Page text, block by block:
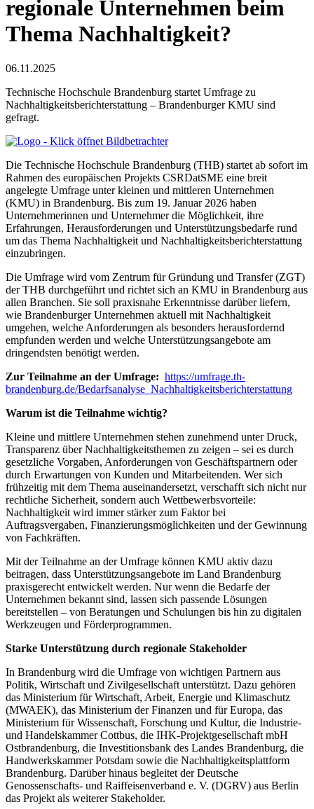
regionale Unternehmen beim
Thema Nachhaltigkeit?
06.11.2025
Technische Hochschule Brandenburg startet Umfrage zu
Nachhaltigkeitsberichterstattung – Brandenburger KMU sind
gefragt.
Die Technische Hochschule Brandenburg (THB) startet ab sofort im
Rahmen des europäischen Projekts CSRDatSME eine breit
angelegte Umfrage unter kleinen und mittleren Unternehmen
(KMU) in Brandenburg. Bis zum 19. Januar 2026 haben
Unternehmerinnen und Unternehmer die Möglichkeit, ihre
Erfahrungen, Herausforderungen und Unterstützungsbedarfe rund
um das Thema Nachhaltigkeit und Nachhaltigkeitsberichterstattung
einzubringen.
Die Umfrage wird vom Zentrum für Gründung und Transfer (ZGT)
der THB durchgeführt und richtet sich an KMU in Brandenburg aus
allen Branchen. Sie soll praxisnahe Erkenntnisse darüber liefern,
wie Brandenburger Unternehmen aktuell mit Nachhaltigkeit
umgehen, welche Anforderungen als besonders herausfordernd
empfunden werden und welche Unterstützungsangebote am
dringendsten benötigt werden.
Zur Teilnahme an der Umfrage: https://umfrage.th-
brandenburg.de/Bedarfsanalyse_Nachhaltigkeitsberichterstattung
Warum ist die Teilnahme wichtig?
Kleine und mittlere Unternehmen stehen zunehmend unter Druck,
Transparenz über Nachhaltigkeitsthemen zu zeigen – sei es durch
gesetzliche Vorgaben, Anforderungen von Geschäftspartnern oder
durch Erwartungen von Kunden und Mitarbeitenden. Wer sich
frühzeitig mit dem Thema auseinandersetzt, verschafft sich nicht nur
rechtliche Sicherheit, sondern auch Wettbewerbsvorteile:
Nachhaltigkeit wird immer stärker zum Faktor bei
Auftragsvergaben, Finanzierungsmöglichkeiten und der Gewinnung
von Fachkräften.
Mit der Teilnahme an der Umfrage können KMU aktiv dazu
beitragen, dass Unterstützungsangebote im Land Brandenburg
praxisgerecht entwickelt werden. Nur wenn die Bedarfe der
Unternehmen bekannt sind, lassen sich passende Lösungen
bereitstellen – von Beratungen und Schulungen bis hin zu digitalen
Werkzeugen und Förderprogrammen.
Starke Unterstützung durch regionale Stakeholder
In Brandenburg wird die Umfrage von wichtigen Partnern aus
Politik, Wirtschaft und Zivilgesellschaft unterstützt. Dazu gehören
das Ministerium für Wirtschaft, Arbeit, Energie und Klimaschutz
(MWAEK), das Ministerium der Finanzen und für Europa, das
Ministerium für Wissenschaft, Forschung und Kultur, die Industrie-
und Handelskammer Cottbus, die IHK-Projektgesellschaft mbH
Ostbrandenburg, die Investitionsbank des Landes Brandenburg, die
Handwerkskammer Potsdam sowie die Nachhaltigkeitsplattform
Brandenburg. Darüber hinaus begleitet der Deutsche
Genossenschafts- und Raiffeisenverband e. V. (DGRV) aus Berlin
das Projekt als weiterer Stakeholder.